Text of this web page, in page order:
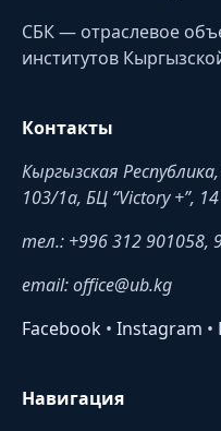
СБК — отраслевое
институтов
Контакты
Кыргызская
103/1a, БЦ “Victory +”,
тел.: +996 312 901058,
email: office@ub.kg
Facebook • Instagram •
Навигация